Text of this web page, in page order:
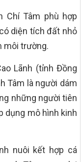
Chí Tâm phù hợp
diện tích đất nhỏ
môi trường.
Lãnh (tỉnh Đồng
Tâm là người dám
những người tiên
dụng mô hình kinh
nuôi kết hợp cá